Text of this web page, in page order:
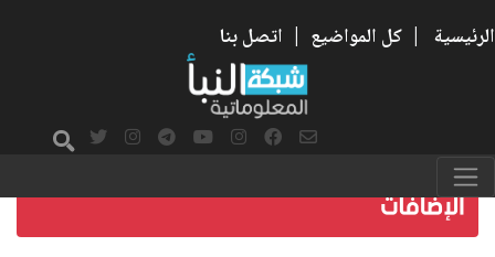
الرئيسية | كل المواضيع | اتصل بنا